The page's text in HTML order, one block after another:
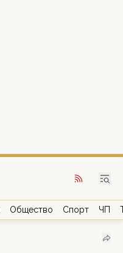
Общество Спорт ЧП